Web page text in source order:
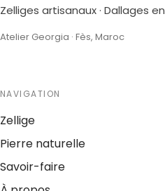
Zelliges artisanaux · Dallages
Atelier Georgia · Fès, Maroc
NAVIGATION
Zellige
Pierre naturelle
Savoir-faire